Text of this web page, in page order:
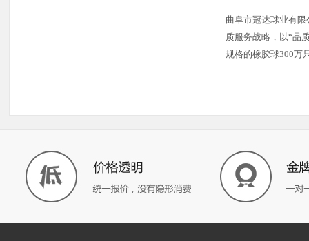
曲阜市冠达球业有
质服务战略，以“品
规格的橡胶球300万